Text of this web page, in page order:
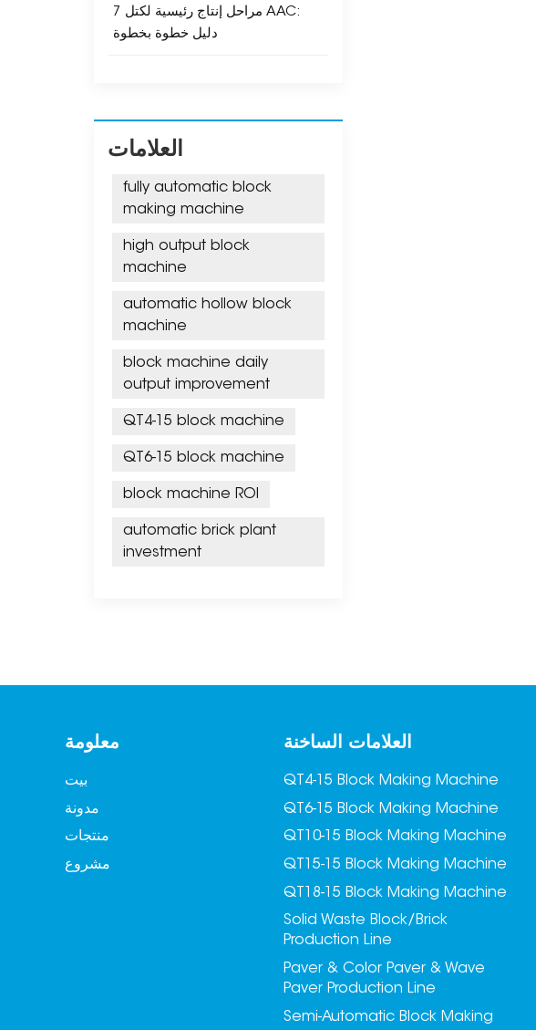
7 مراحل إنتاج رئيسية لكتل ​​AAC:
دليل خطوة بخطوة
العلامات
fully automatic block
making machine
high output block
machine
automatic hollow block
machine
block machine daily
output improvement
QT4-15 block machine
QT6-15 block machine
block machine ROI
automatic brick plant
investment
معلومة
بيت
مدونة
منتجات
مشروع
العلامات الساخنة
QT4-15 Block Making Machine
QT6-15 Block Making Machine
QT10-15 Block Making Machine
QT15-15 Block Making Machine
QT18-15 Block Making Machine
Solid Waste Block/Brick
Production Line
Paver & Color Paver & Wave
Paver Production Line
Semi-Automatic Block Making